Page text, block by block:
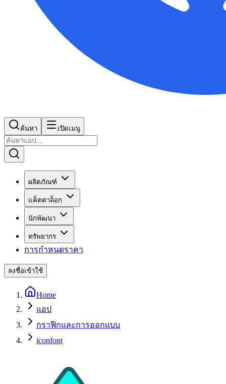
ค้นหา เปิดเมนู
ผลิตภัณฑ์
แค็ตตาล็อก
นักพัฒนา
ทรัพยากร
การกำหนดราคา
ลงชื่อเข้าใช้
Home
แอป
กราฟิกและการออกแบบ
iconfont